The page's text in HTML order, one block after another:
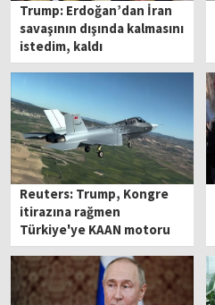
Trump: Erdoğan’dan İran
savaşının dışında kalmasını
istedim, kaldı
Reuters: Trump, Kongre
itirazına rağmen
Türkiye'ye KAAN motoru
satışına onay vermeye
hazırlanıyor